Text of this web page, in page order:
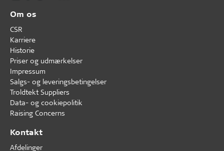
Om os
CSR
Karriere
Historie
Priser og udmærkelser
Impressum
Salgs- og leveringsbetingelser
Troldtekt Suppliers
Data- og cookiepolitik
Raising Concerns
Kontakt
Afdelinger